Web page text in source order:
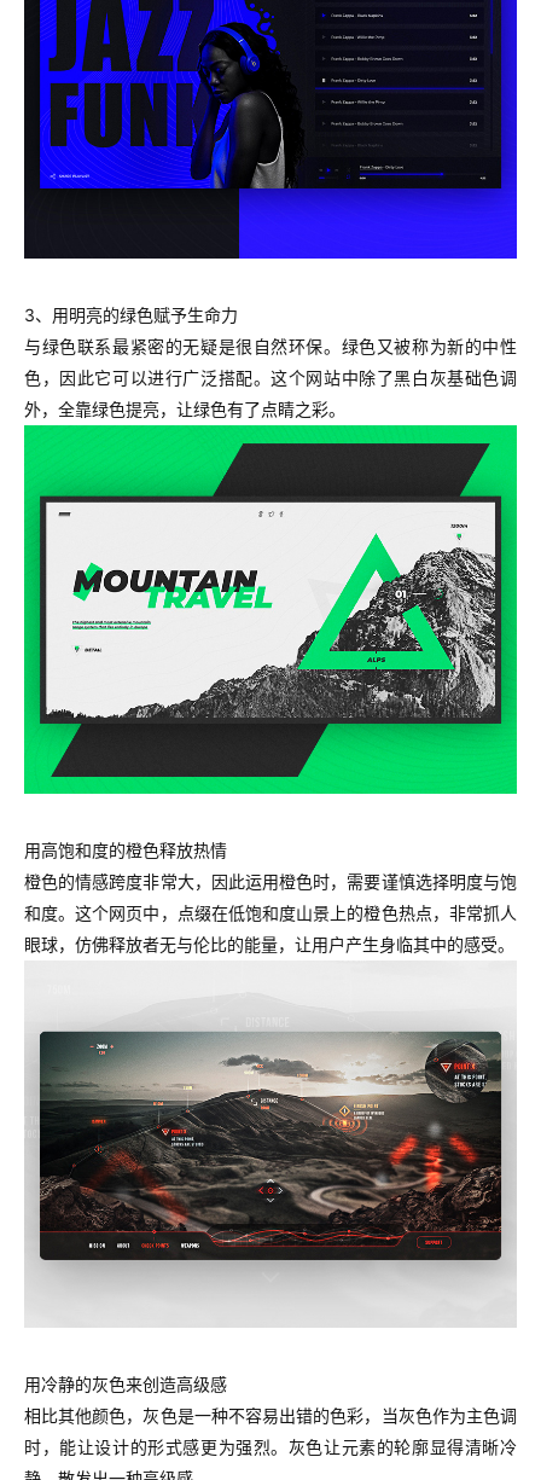
3、用明亮的绿色赋予生命力
与绿色联系最紧密的无疑是很自然环保。绿色又被称为新的中性
色，因此它可以进行广泛搭配。这个网站中除了黑白灰基础色调
外，全靠绿色提亮，让绿色有了点睛之彩。
用高饱和度的橙色释放热情
橙色的情感跨度非常大，因此运用橙色时，需要谨慎选择明度与饱
和度。这个网页中，点缀在低饱和度山景上的橙色热点，非常抓人
眼球，仿佛释放者无与伦比的能量，让用户产生身临其中的感受。
用冷静的灰色来创造高级感
相比其他颜色，灰色是一种不容易出错的色彩，当灰色作为主色调
时，能让设计的形式感更为强烈。灰色让元素的轮廓显得清晰冷